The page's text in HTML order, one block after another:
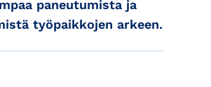
paneutumista ja
työpaikkojen arkeen.